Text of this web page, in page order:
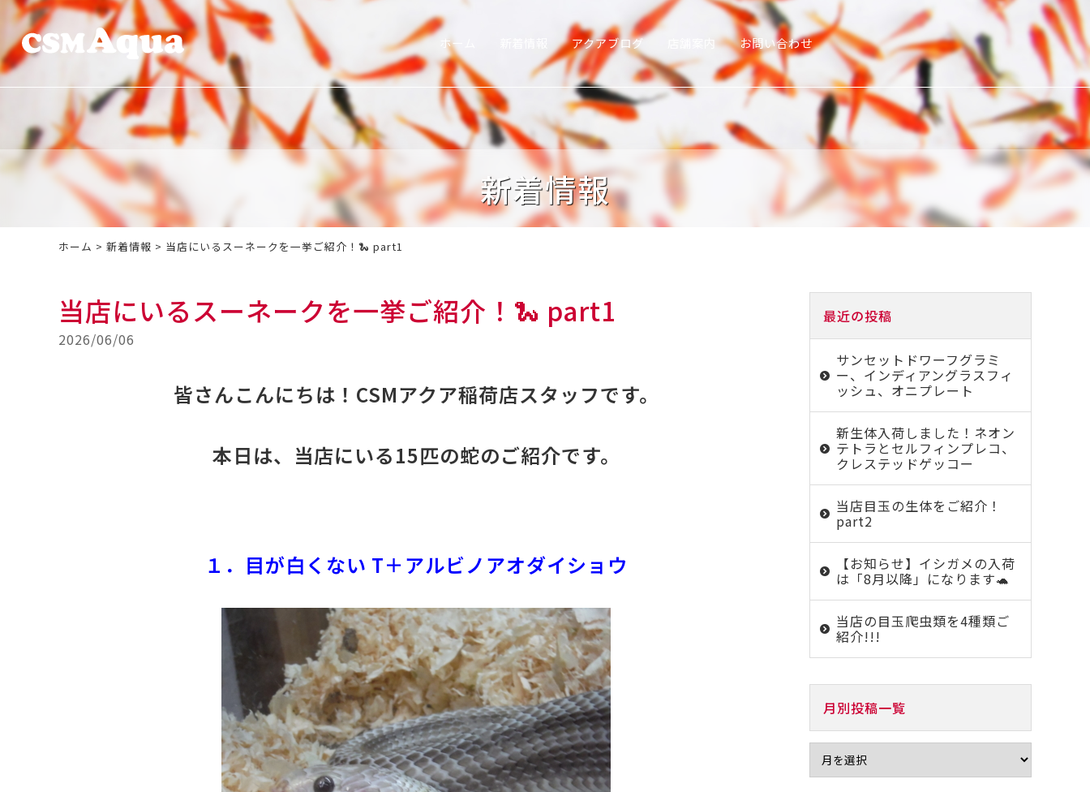
ホーム アクアブログ お問い合わせ
新着情報
ホーム > 新着情報 > 当店にいるスーネークを一挙ご紹介！🐍 part1
当店にいるスーネークを一挙ご紹介！🐍 part1
2026/06/06
皆さんこんにちは！CSMアクア稲荷店スタッフです。
本日は、当店にいる15匹の蛇のご紹介です。
１．目が白くない T＋アルビノアオダイショウ
最近の投稿
サンセットドワーフグラミ
ー、インディアングラスフィ
ッシュ、オニプレート
新生体入荷しました！ネオン
テトラとセルフィンプレコ、
クレステッドゲッコー
当店目玉の生体をご紹介！
part2
【お知らせ】イシガメの入荷
は「8月以降」になります🐢
当店の目玉爬虫類を4種類ご
紹介!!!
月別投稿一覧